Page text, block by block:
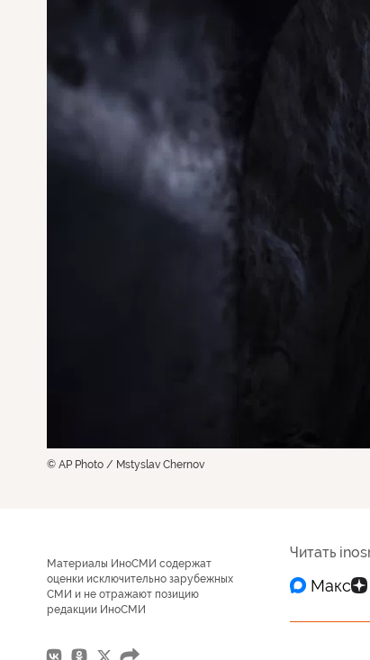
© AP Photo / Mstyslav Chernov
Материалы ИноСМИ содержат
оценки исключительно зарубежных
СМИ и не отражают позицию
редакции ИноСМИ
Читать